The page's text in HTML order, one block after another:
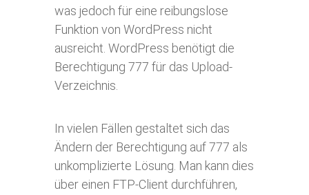
was jedoch für eine reibungslose
Funktion von WordPress nicht
ausreicht. WordPress benötigt die
Berechtigung 777 für das Upload-
Verzeichnis.
In vielen Fällen gestaltet sich das
Ändern der Berechtigung auf 777 als
unkomplizierte Lösung. Man kann dies
über einen FTP-Client durchführen,